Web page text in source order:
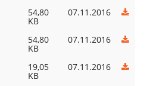
54,80
KB
07.11.2016
54,80
KB
07.11.2016
19,05
KB
07.11.2016